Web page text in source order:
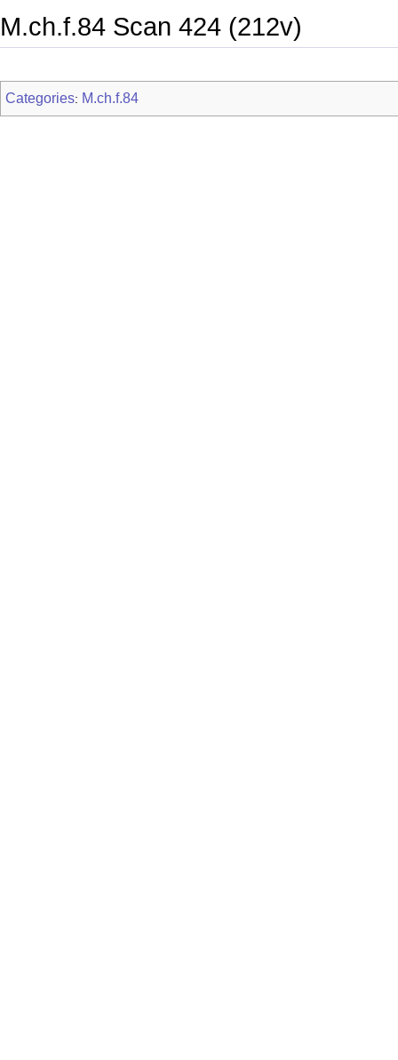
M.ch.f.84 Scan 424 (212v)
Categories: M.ch.f.84